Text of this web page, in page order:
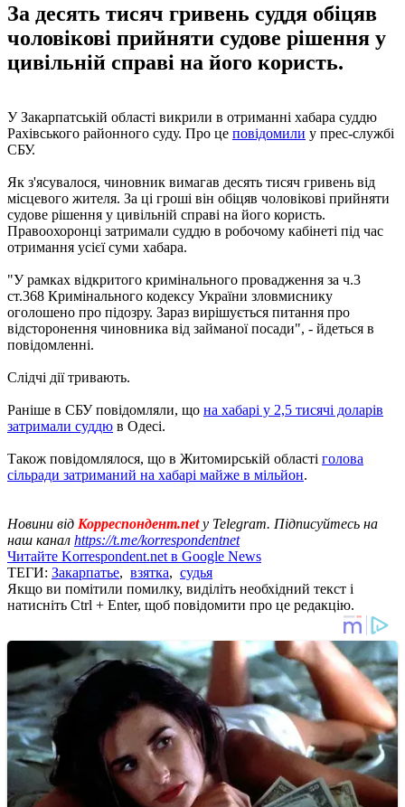
За десять тисяч гривень суддя обіцяв
чоловікові прийняти судове рішення у
цивільній справі на його користь.
У Закарпатській області викрили в отриманні хабара суддю
Рахівського районного суду. Про це повідомили у прес-службі
СБУ.
Як з'ясувалося, чиновник вимагав десять тисяч гривень від
місцевого жителя. За ці гроші він обіцяв чоловікові прийняти
судове рішення у цивільній справі на його користь.
Правоохоронці затримали суддю в робочому кабінеті під час
отримання усієї суми хабара.
"У рамках відкритого кримінального провадження за ч.3
ст.368 Кримінального кодексу України зловмиснику
оголошено про підозру. Зараз вирішується питання про
відсторонення чиновника від займаної посади", - йдеться в
повідомленні.
Слідчі дії тривають.
Раніше в СБУ повідомляли, що на хабарі у 2,5 тисячі доларів
затримали суддю в Одесі.
Також повідомлялося, що в Житомирській області голова
сільради затриманий на хабарі майже в мільйон.
Новини від Корреспондент.netу Telegram. Підписуйтесь на
наш канал https://t.me/korrespondentnet
Читайте Korrespondent.net в Google News
ТЕГИ: Закарпатье, взятка, судья
Якщо ви помітили помилку, виділіть необхідний текст і
натисніть Ctrl + Enter, щоб повідомити про це редакцію.